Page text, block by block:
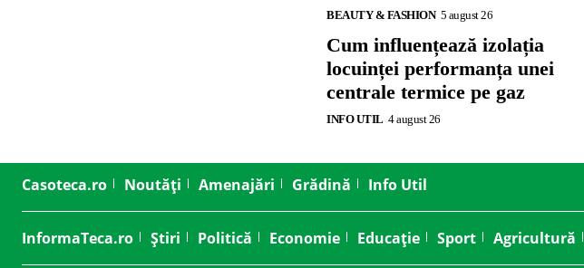
BEAUTY & FASHION 5 august 26
Cum influențează izolația
locuinței performanța unei
centrale termice pe gaz
INFO UTIL 4 august 26
Casoteca.ro Noutăți Amenajări Grădină Info Util
InformaTeca.ro Știri Politică Economie Educație Sport Agricultură